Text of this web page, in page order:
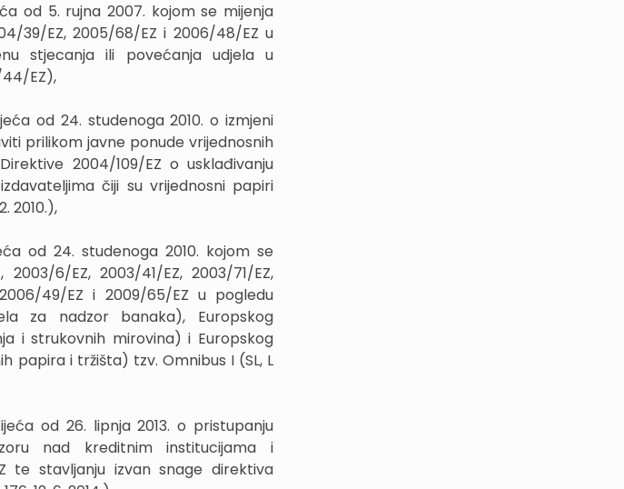
od 5. rujna 2007. kojom se mijenja
39/EZ, 2005/68/EZ i 2006/48/EZ u
stjecanja ili povećanja udjela u
EZ),
od 24. studenoga 2010. o izmjeni
prilikom javne ponude vrijednosnih
2004/109/EZ o usklađivanju
čiji su vrijednosni papiri
2010.),
od 24. studenoga 2010. kojom se
6/EZ, 2003/41/EZ, 2003/71/EZ,
49/EZ i 2009/65/EZ u pogledu
za nadzor banaka), Europskog
i strukovnih mirovina) i Europskog
papira i tržišta) tzv. Omnibus I (SL, L
od 26. lipnja 2013. o pristupanju
nad kreditnim institucijama i
te stavljanju izvan snage direktiva